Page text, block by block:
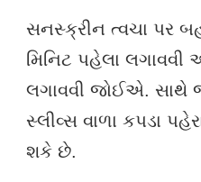
સનસ્ક્રીન ત્વચા પર
મિનિટ પહેલા
લગાવવી જોઈએ. સાથે
સ્લીવ્સ વાળા કપડા
શકે છે.